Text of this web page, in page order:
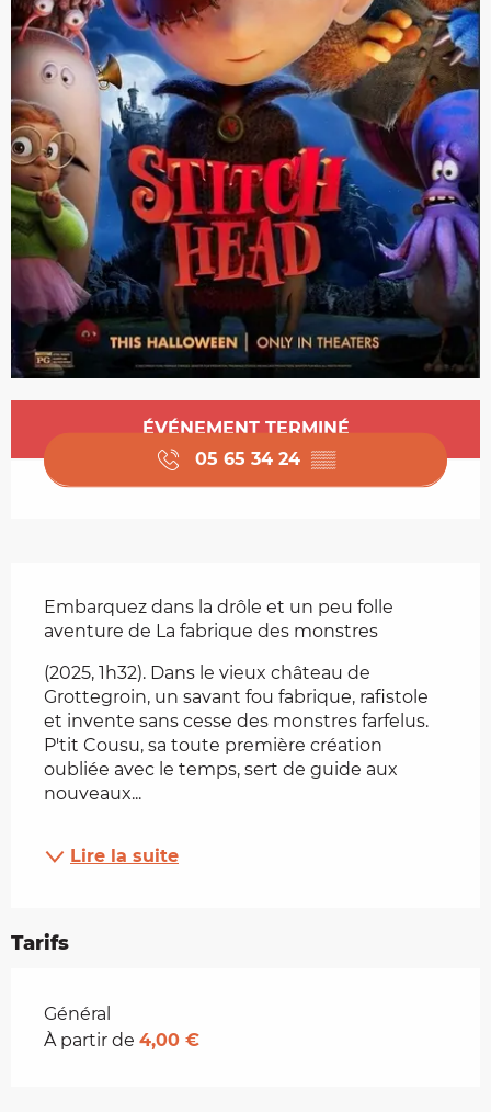
Ouverture et coordonnées
ÉVÉNEMENT TERMINÉ
05 65 34 24 ▒▒
Embarquez dans la drôle et un peu folle
aventure de La fabrique des monstres
(2025, 1h32). Dans le vieux château de
Grottegroin, un savant fou fabrique, rafistole
et invente sans cesse des monstres farfelus.
P'tit Cousu, sa toute première création
oubliée avec le temps, sert de guide aux
nouveaux...
Lire la suite
Tarifs
Tarifs 2026
Général
À partir de 4,00 €